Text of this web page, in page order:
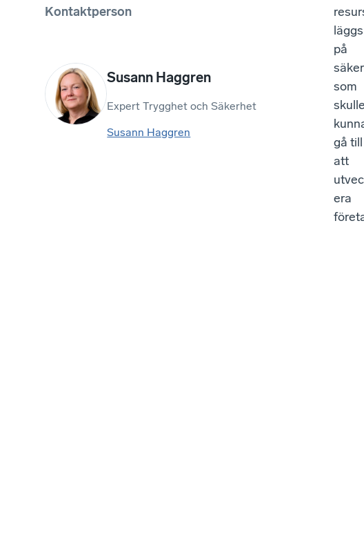
Kontaktperson
Susann Haggren
Expert Trygghet och Säkerhet
Susann Haggren
läggs
på
som
gå till
att
era